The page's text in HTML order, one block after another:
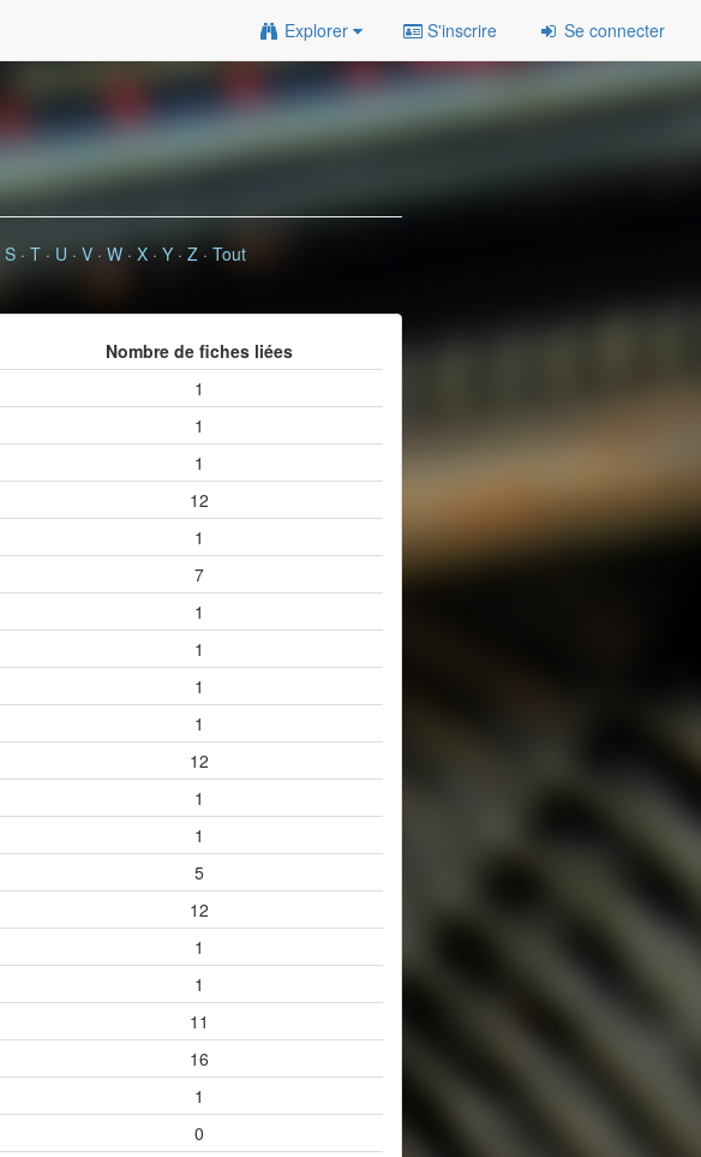
Explorer S'inscrire Se connecter
S· T· U · V· W· X· Y· Z· Tout
Nombre de fiches liées
1
1
1
12
1
7
1
1
1
1
12
1
1
5
12
1
1
11
16
1
0